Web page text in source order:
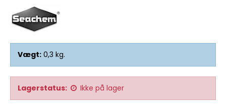
Vægt: 0,3 kg.
Lagerstatus: Ikke på lager